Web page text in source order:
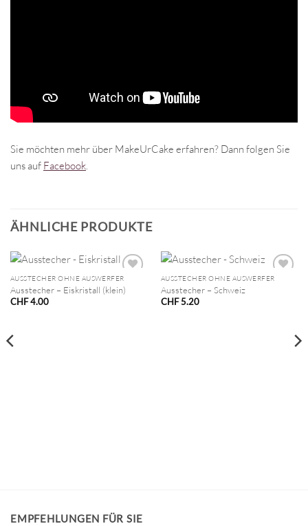
Sie möchten mehr über MakeUrCake erfahren? Dann folgen Sie
uns auf Facebook
ÄHNLICHE PRODUKTE
AUSSTECHER OHNE AUSWERFER
Ausstecher – Eiskristall (klein)
CHF4.00
AUSSTECHER OHNE AUSWERFER
Ausstecher – Schweiz
CHF5.20
EMPFEHLUNGEN FÜR SIE